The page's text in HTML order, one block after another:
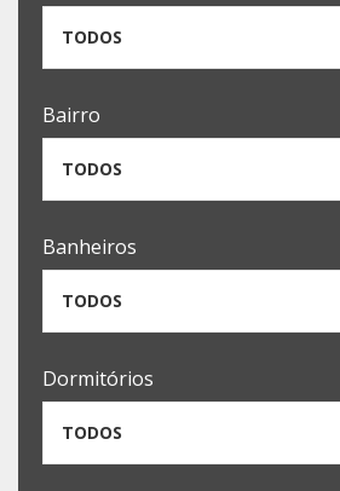
TODOS
Bairro
TODOS
Banheiros
TODOS
Dormitórios
TODOS